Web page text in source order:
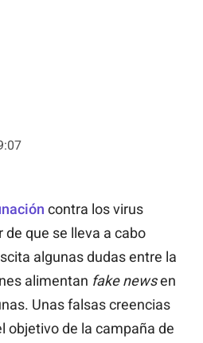
contra los virus
de que se lleva a cabo
algunas dudas entre la
alimentan fake newsen
Unas falsas creencias
objetivo de la campaña de